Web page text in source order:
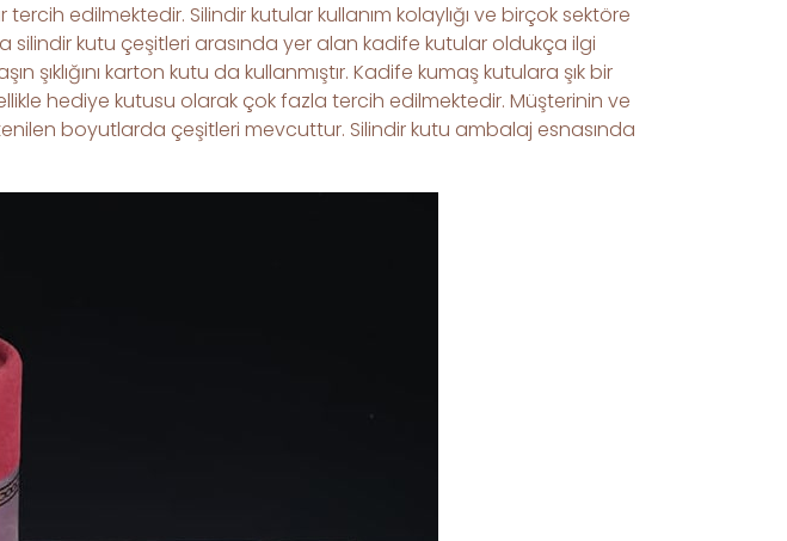
edilmektedir. Silindir kutular kullanım kolaylığı ve birçok sektöre
silindir kutu çeşitleri arasında yer alan kadife kutular oldukça ilgi
şıklığını karton kutu da kullanmıştır. Kadife kumaş kutulara şık bir
hediye kutusu olarak çok fazla tercih edilmektedir. Müşterinin ve
boyutlarda çeşitleri mevcuttur. Silindir kutu ambalaj esnasında